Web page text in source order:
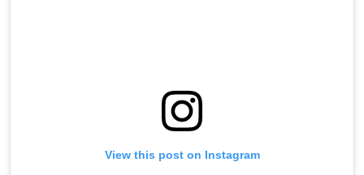
View this post on Instagram